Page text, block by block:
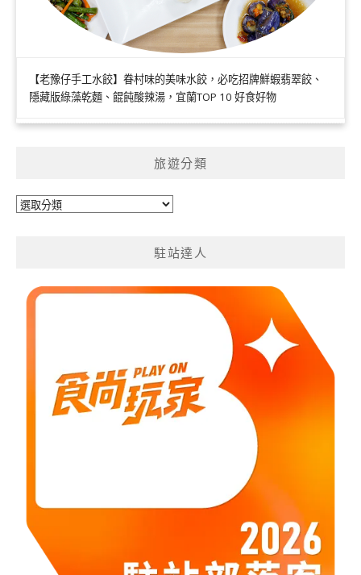
【老豫仔手工水餃】眷村味的美味水餃，必吃招牌鮮蝦翡翠餃、
隱藏版綠藻乾麵、餛飩酸辣湯，宜蘭TOP 10 好食好物
旅遊分類
旅
駐站達人